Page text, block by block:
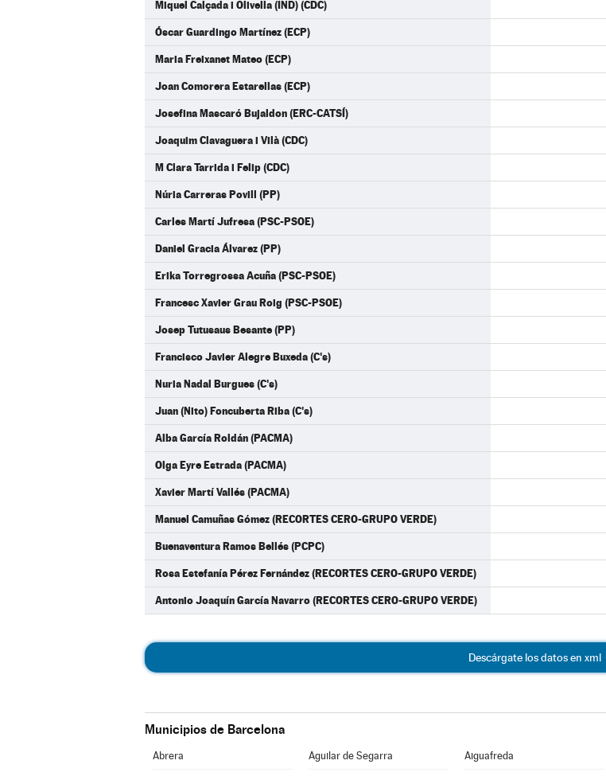
Miquel Calçada i Olivella (IND) (CDC)
Óscar Guardingo Martínez (ECP)
Maria Freixanet Mateo (ECP)
Joan Comorera Estarellas (ECP)
Josefina Mascaró Bujaldon (ERC-CATSÍ)
Joaquim Clavaguera i Vilà (CDC)
M Clara Tarrida i Felip (CDC)
Núria Carreras Povill (PP)
Carles Martí Jufresa (PSC-PSOE)
Daniel Gracia Álvarez (PP)
Erika Torregrossa Acuña (PSC-PSOE)
Francesc Xavier Grau Roig (PSC-PSOE)
Josep Tutusaus Besante (PP)
Francisco Javier Alegre Buxeda (C's)
Nuria Nadal Burgues (C's)
Juan (Nito) Foncuberta Riba (C's)
Alba García Roldán (PACMA)
Olga Eyre Estrada (PACMA)
Xavier Martí Vallés (PACMA)
Manuel Camuñas Gómez (RECORTES CERO-GRUPO VERDE)
Buenaventura Ramos Bellés (PCPC)
Rosa Estefanía Pérez Fernández (RECORTES CERO-GRUPO VERDE)
Antonio Joaquín García Navarro (RECORTES CERO-GRUPO VERDE)
Descárgate los datos en xml
Municipios de Barcelona
Abrera Aguilar de Segarra Aiguafreda